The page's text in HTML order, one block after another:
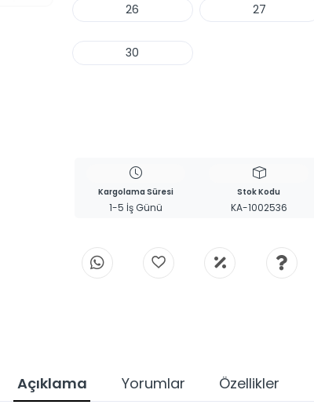
26 27
30
Kargolama Süresi
1-5 İş Günü
Stok Kodu
KA-1002536
Açıklama Yorumlar Özellikler